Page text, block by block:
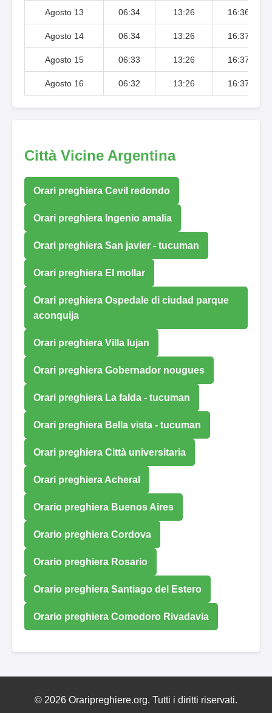
Agosto 13 06:34 13:26 16:36
Agosto 14 06:34 13:26 16:37
Agosto 15 06:33 13:26 16:37
Agosto 16 06:32 13:26 16:37
Città Vicine Argentina
Orari preghiera Cevil redondo
Orari preghiera Ingenio amalia
Orari preghiera San javier - tucuman
Orari preghiera El mollar
Orari preghiera Ospedale di ciudad parque
aconquija
Orari preghiera Villa lujan
Orari preghiera Gobernador nougues
Orari preghiera La falda - tucuman
Orari preghiera Bella vista - tucuman
Orari preghiera Città universitaria
Orari preghiera Acheral
Orario preghiera Buenos Aires
Orario preghiera Cordova
Orario preghiera Rosario
Orario preghiera Santiago del Estero
Orario preghiera Comodoro Rivadavia
© 2026 Oraripreghiere.org. Tutti i diritti riservati.